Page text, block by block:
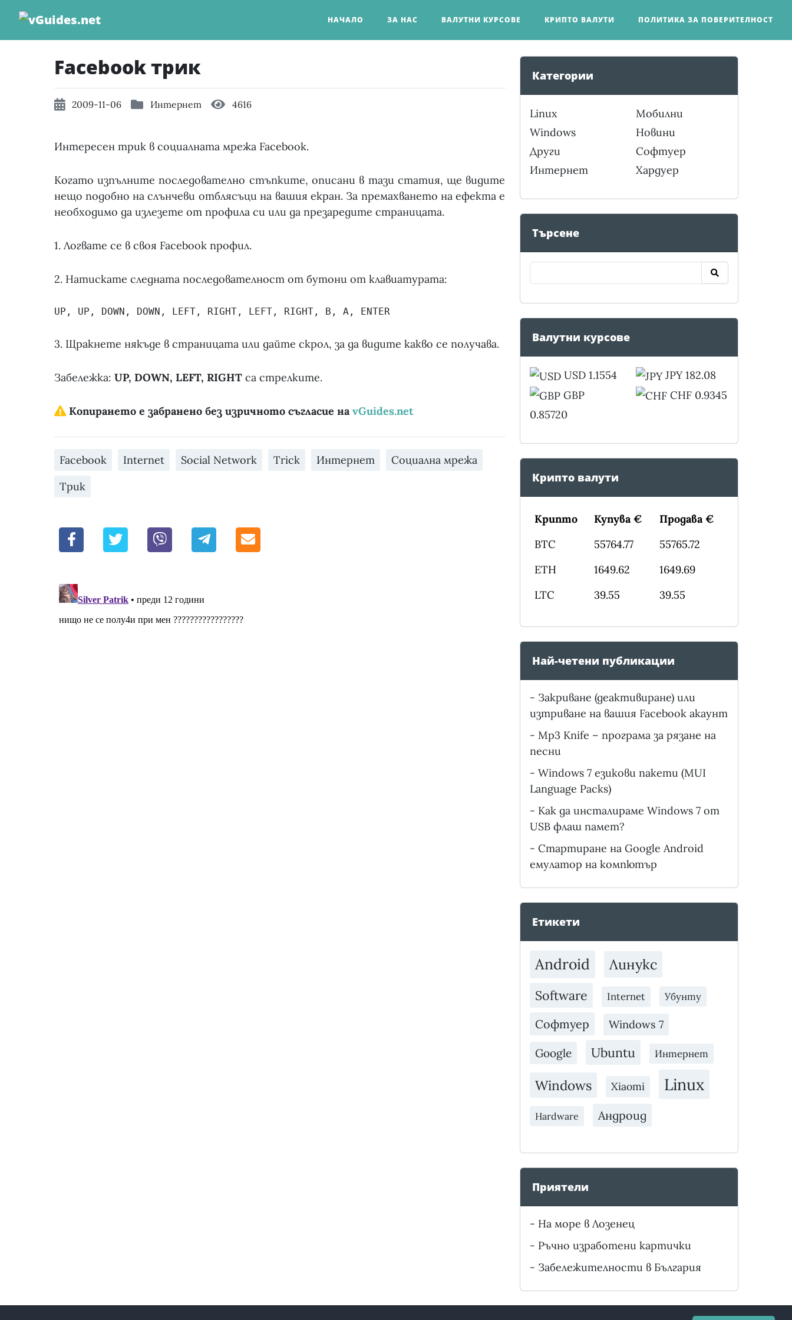
content
НАЧАЛО ЗА НАС ВАЛУТНИ КУРСОВЕ КРИПТО ВАЛУТИ ПОЛИТИКА ЗА ПОВЕРИТЕЛНОСТ
Facebook трик
2009-11-06 Интернет 4616
Интересен трик в социалната мрежа Facebook.
Когато изпълните последователно стъпките, описани в тази статия, ще видите
нещо подобно на слънчеви отблясъци на вашия екран. За премахването на ефекта е
необходимо да излезете от профила си или да презаредите страницата.
1. Логвате се в своя Facebook профил.
2. Натискате следната последователност от бутони от клавиатурата:
UP, UP, DOWN, DOWN, LEFT, RIGHT, LEFT, RIGHT, B, A, ENTER
3. Щракнете някъде в страницата или дайте скрол, за да видите какво се получава.
Забележка: UP, DOWN, LEFT, RIGHTса стрелките.
Копирането е забранено без изричното съгласие наvGuides.net
Facebook Internet Social Network Trick Интернет
Социална мрежа
Трик
Категории
Linux
Windows
Други
Интернет
Мобилни
Новини
Софтуер
Хардуер
Търсене
Валутни курсове
USD 1.1554
GBP
0.85720
JPY 182.08
CHF 0.9345
Крипто валути
Крипто Купува €
Продава €
BTC
55764.77
55765.72
ETH
1649.62
1649.69
LTC
39.55 39.55
Най-четени публикации
- Закриване (деактивиране) или
изтриване на вашия Facebook акаунт
- Mp3 Knife – програма за рязане на
песни
- Windows 7 езикови пакети (MUI
Language Packs)
- Как да инсталираме Windows 7 от
USB флаш памет?
- Стартиране на Google Android
емулатор на компютър
Етикети
Android Линукс
Software Internet Убунту
Софтуер Windows 7
Google Ubuntu Интернет
Windows Xiaomi Linux
Hardware Андроид
Приятели
- На море в Лозенец
- Ръчно изработени картички
- Забележителности в България